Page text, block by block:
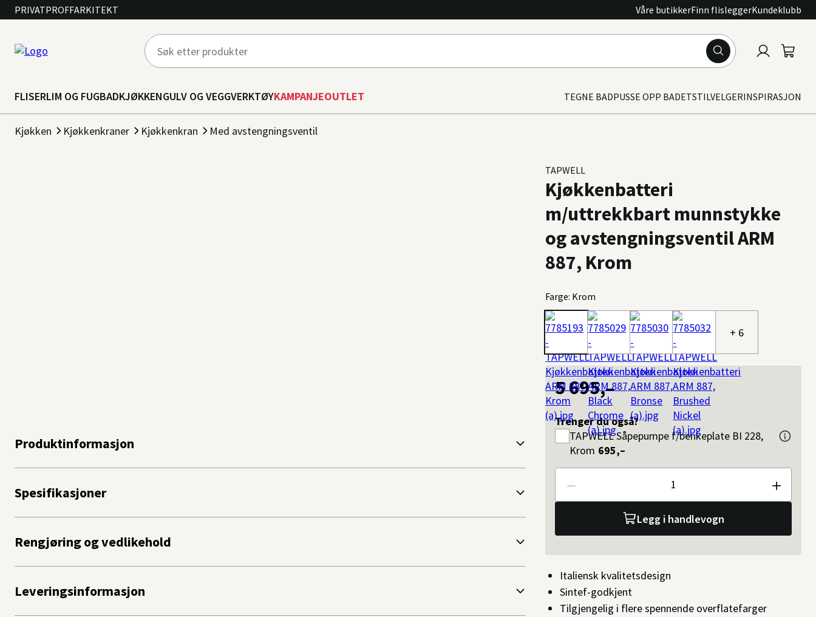
PRIVATPROFFARKITEKT Våre butikkerFinn flisleggerKundeklubb
FLISERLIM OG FUGBADKJØKKENGULV OG VEGGVERKTØYKAMPANJEOUTLET TEGNE BADPUSSE OPP BADETSTILVELGERINSPIRASJON
Kjøkken Kjøkkenkraner Kjøkkenkran Med avstengningsventil
TAPWELL
Kjøkkenbatteri
m/uttrekkbart munnstykke
og avstengningsventil ARM
887, Krom
Farge: Krom
+ 6
5 695,–
Trenger du også?
TAPWELLSåpepumpe f/benkeplate BI 228,
Krom 695,–
Antall
Legg i handlevogn
Italiensk kvalitetsdesign
Sintef-godkjent
Tilgjengelig i flere spennende overflatefarger
Produktinformasjon
Spesifikasjoner
Rengjøring og vedlikehold
Leveringsinformasjon